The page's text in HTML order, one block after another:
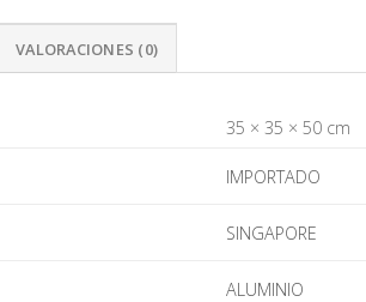
VALORACIONES (0)
35 × 35 × 50 cm
IMPORTADO
SINGAPORE
ALUMINIO